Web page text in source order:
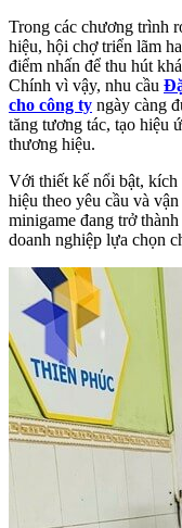
Trong các chương trình
hiệu, hội chợ triển lãm
điểm nhấn để thu hút
Chính vì vậy, nhu cầu
cho công ty ngày càng
tăng tương tác, tạo hiệu
thương hiệu.
Với thiết kế nổi bật,
hiệu theo yêu cầu và
minigame đang trở
doanh nghiệp lựa chọn